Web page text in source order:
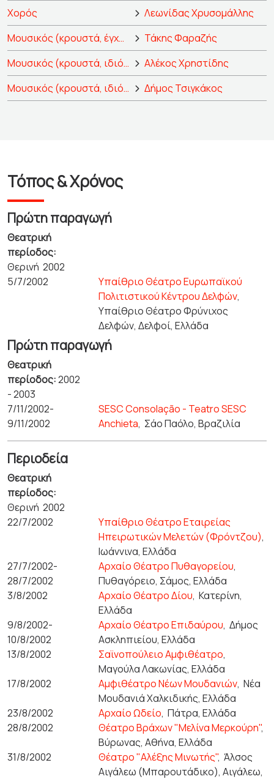
Χορός
Λεωνίδας Χρυσομάλλης
Μουσικός (κρουστά, έγχορδα, ιδιόφωνα)
Τάκης Φαραζής
Μουσικός (κρουστά, ιδιόφωνα)
Αλέκος Χρηστίδης
Μουσικός (κρουστά, ιδιόφωνα)
Δήμος Τσιγκάκος
Τόπος & Χρόνος
Πρώτη παραγωγή
Θεατρική
περίοδος:
Θερινή 2002
5/7/2002
Υπαίθριο Θέατρο Ευρωπαϊκού
Πολιτιστικού Κέντρου Δελφών,
Υπαίθριο Θέατρο Φρύνιχος
Δελφών, Δελφοί, Ελλάδα
Πρώτη παραγωγή
Θεατρική
περίοδος:2002
- 2003
7/11/2002-
9/11/2002
SESC Consolação - Teatro SESC
Anchieta, Σάο Παόλο, Βραζιλία
Περιοδεία
Θεατρική
περίοδος:
Θερινή 2002
22/7/2002
Υπαίθριο Θέατρο Εταιρείας
Ηπειρωτικών Μελετών (Φρόντζου),
Ιωάννινα, Ελλάδα
27/7/2002-
28/7/2002
Αρχαίο Θέατρο Πυθαγορείου,
Πυθαγόρειο, Σάμος, Ελλάδα
3/8/2002
Αρχαίο Θέατρο Δίου,Κατερίνη,
Ελλάδα
9/8/2002-
10/8/2002
Αρχαίο Θέατρο Επιδαύρου,Δήμος
Ασκληπιείου, Ελλάδα
13/8/2002
Σαϊνοπούλειο Αμφιθέατρο,
Μαγούλα Λακωνίας, Ελλάδα
17/8/2002
Αμφιθέατρο Νέων Μουδανιών,Νέα
Μουδανιά Χαλκιδικής, Ελλάδα
23/8/2002
Αρχαίο Ωδείο,Πάτρα, Ελλάδα
28/8/2002
Θέατρο Βράχων "Μελίνα Μερκούρη",
Βύρωνας, Αθήνα, Ελλάδα
31/8/2002
Θέατρο "Αλέξης Μινωτής",Άλσος
Αιγάλεω (Μπαρουτάδικο), Αιγάλεω,